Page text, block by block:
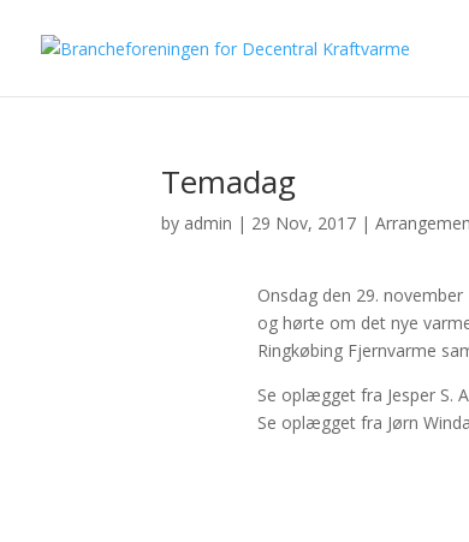
Temadag
by admin | 29 Nov, 2017 |
Onsdag den 29.
og hørte om det nye
Ringkøbing Fjernvarme
Se oplægget fra Jesper S.
Se oplægget fra Jørn